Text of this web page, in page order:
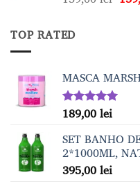
TOP RATED
MASCA
Evaluat la
5.00din 5
189,00lei
SET BANHO
2*1000ML,
395,00lei